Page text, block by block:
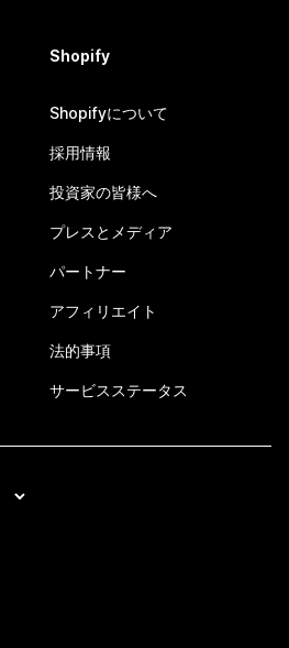
Shopify
Shopifyについて
採用情報
投資家の皆様へ
プレスとメディア
パートナー
アフィリエイト
法的事項
サービスステータス